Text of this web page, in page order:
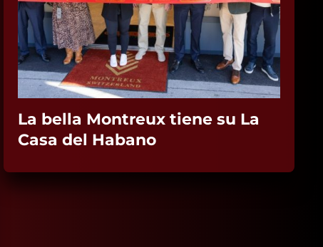
La bella Montreux tiene su La
Casa del Habano